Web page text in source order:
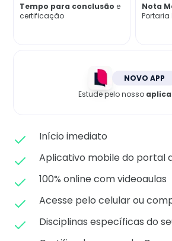
Já sou aluno
Tempo para conclusão e
certificação
Nota
Portaria
NOVO APP
Estude pelo nosso
Início imediato
Aplicativo mobile do portal
100% online com videoaulas
Acesse pelo celular ou
Disciplinas específicas do